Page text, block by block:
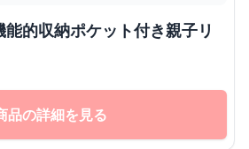
的収納ポケット付き親子リ
品の詳細を見る